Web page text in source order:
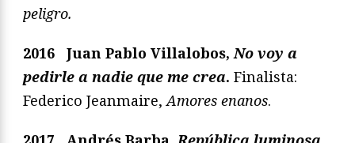
peligro.
2016 Juan Pablo Villalobos, No voy a
pedirle a nadie que me crea. Finalista:
Federico Jeanmaire, Amores enanos.